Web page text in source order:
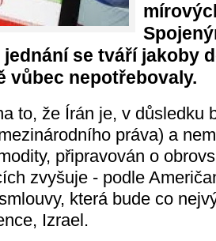
jednání se tváří jakoby
vůbec nepotřebovaly.
to, že Írán je, v důsledku
práva) a
připravován o
zvyšuje - podle
která bude co
Izrael.